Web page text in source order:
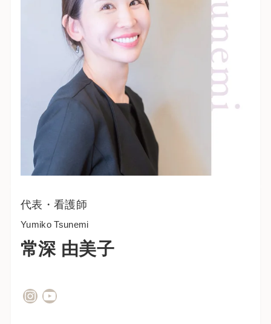
代表・看護師
Yumiko Tsunemi
常深 由美子
Instagram
YouTube